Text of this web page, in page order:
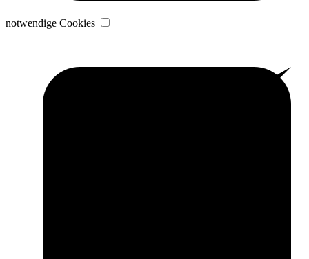
notwendige Cookies